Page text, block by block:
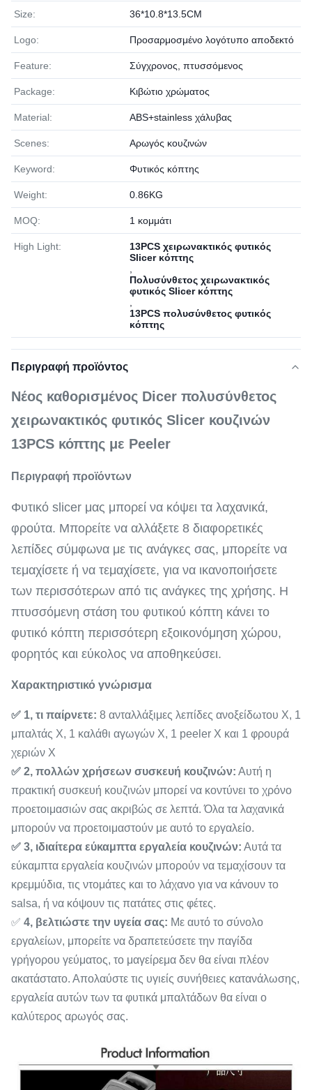
Size: 36*10.8*13.5CM
Logo: Προσαρμοσμένο λογότυπο αποδεκτό
Feature: Σύγχρονος, πτυσσόμενος
Package: Κιβώτιο χρώματος
Material: ABS+stainless χάλυβας
Scenes: Αρωγός κουζινών
Keyword: Φυτικός κόπτης
Weight: 0.86KG
MOQ: 1 κομμάτι
High Light:
13PCS χειρωνακτικός φυτικός
Slicer κόπτης
Πολυσύνθετος χειρωνακτικός
φυτικός Slicer κόπτης
13PCS πολυσύνθετος φυτικός
κόπτης
Περιγραφή προϊόντος
Νέος καθορισμένος Dicer πολυσύνθετος
χειρωνακτικός φυτικός Slicer κουζινών
13PCS κόπτης με Peeler
Περιγραφή προϊόντων
Φυτικό slicer μας μπορεί να κόψει τα λαχανικά,
φρούτα. Μπορείτε να αλλάξετε 8 διαφορετικές
λεπίδες σύμφωνα με τις ανάγκες σας, μπορείτε να
τεμαχίσετε ή να τεμαχίσετε, για να ικανοποιήσετε
των περισσότερων από τις ανάγκες της χρήσης. Η
πτυσσόμενη στάση του φυτικού κόπτη κάνει το
φυτικό κόπτη περισσότερη εξοικονόμηση χώρου,
φορητός και εύκολος να αποθηκεύσει.
Χαρακτηριστικό γνώρισμα
✅ 1, τι παίρνετε: 8 ανταλλάξιμες λεπίδες ανοξείδωτου Χ, 1
μπαλτάς Χ, 1 καλάθι αγωγών Χ, 1 peeler Χ και 1 φρουρά
χεριών Χ
✅ 2, πολλών χρήσεων συσκευή κουζινών: Αυτή η
πρακτική συσκευή κουζινών μπορεί να κοντύνει το χρόνο
προετοιμασιών σας ακριβώς σε λεπτά. Όλα τα λαχανικά
μπορούν να προετοιμαστούν με αυτό το εργαλείο.
✅ 3, ιδιαίτερα εύκαμπτα εργαλεία κουζινών: Αυτά τα
εύκαμπτα εργαλεία κουζινών μπορούν να τεμαχίσουν τα
κρεμμύδια, τις ντομάτες και το λάχανο για να κάνουν το
salsa, ή να κόψουν τις πατάτες στις φέτες.
✅ 4, βελτιώστε την υγεία σας: Με αυτό το σύνολο
εργαλείων, μπορείτε να δραπετεύσετε την παγίδα
γρήγορου γεύματος, το μαγείρεμα δεν θα είναι πλέον
ακατάστατο. Απολαύστε τις υγιείς συνήθειες κατανάλωσης,
εργαλεία αυτών των τα φυτικά μπαλτάδων θα είναι ο
καλύτερος αρωγός σας.